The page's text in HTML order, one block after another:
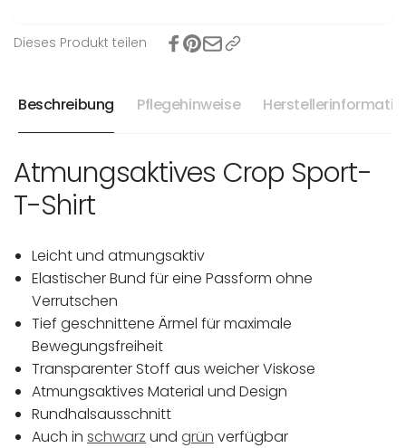
Dieses Produkt teilen
Beschreibung Pflegehinweise
Atmungsaktives Crop Sport-
T-Shirt
Leicht und atmungsaktiv
Elastischer Bund für eine Passform ohne
Verrutschen
Tief geschnittene Ärmel für maximale
Bewegungsfreiheit
Transparenter Stoff aus weicher Viskose
Atmungsaktives Material und Design
Rundhalsausschnitt
Auch in schwarz und grün verfügbar